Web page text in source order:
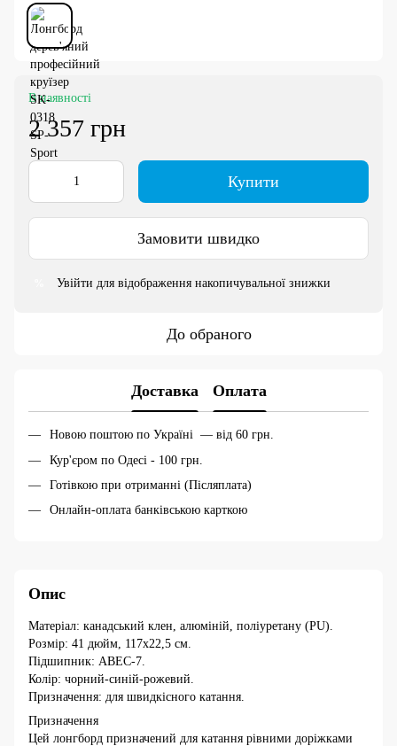
В наявності
2 357 грн
Купити
Замовити швидко
Увійти для відображення накопичувальної знижки
До обраного
Доставка Оплата
Новою поштою по Україні — від 60 грн.
Кур'єром по Одесі - 100 грн.
Готівкою при отриманні (Післяплата)
Онлайн-оплата банківською карткою
Опис
Матеріал: канадський клен, алюміній, поліуретану (PU).
Розмір: 41 дюйм, 117x22,5 см.
Підшипник: ABEC-7.
Колір: чорний-синій-рожевий.
Призначення: для швидкісного катання.
Призначення
Цей лонгборд призначений для катання рівними доріжками